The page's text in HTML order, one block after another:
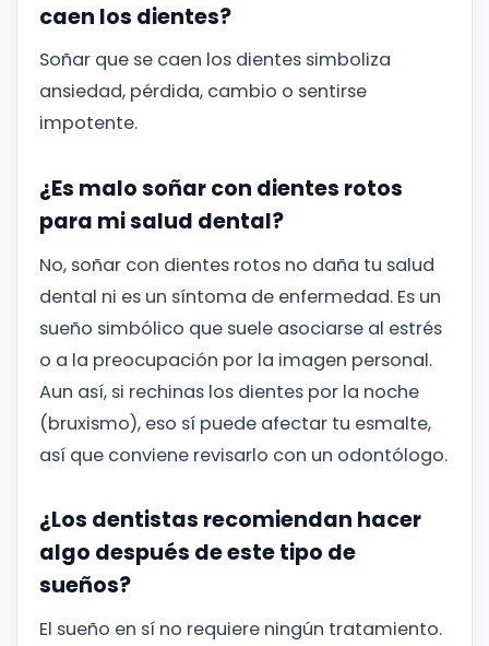
caen los dientes?
Soñar que se caen los dientes simboliza
ansiedad, pérdida, cambio o sentirse
impotente.
¿Es malo soñar con dientes rotos
para mi salud dental?
No, soñar con dientes rotos no daña tu salud
dental ni es un síntoma de enfermedad. Es un
sueño simbólico que suele asociarse al estrés
o a la preocupación por la imagen personal.
Aun así, si rechinas los dientes por la noche
(bruxismo), eso sí puede afectar tu esmalte,
así que conviene revisarlo con un odontólogo.
¿Los dentistas recomiendan hacer
algo después de este tipo de
sueños?
El sueño en sí no requiere ningún tratamiento.